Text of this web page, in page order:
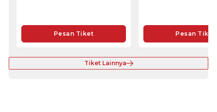
Pesan Tiket Pesan Tiket
Tiket Lainnya